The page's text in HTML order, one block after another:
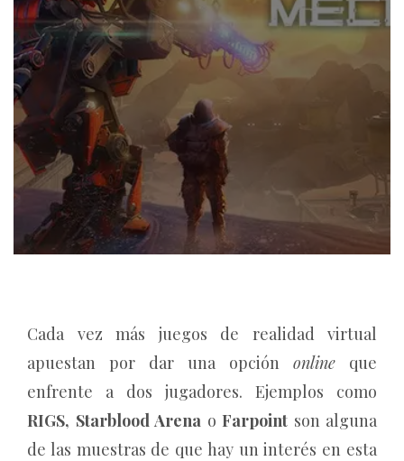
Cada vez más juegos de realidad virtual
apuestan por dar una opción online que
enfrente a dos jugadores. Ejemplos como
RIGS, Starblood Arena o Farpoint son alguna
de las muestras de que hay un interés en esta